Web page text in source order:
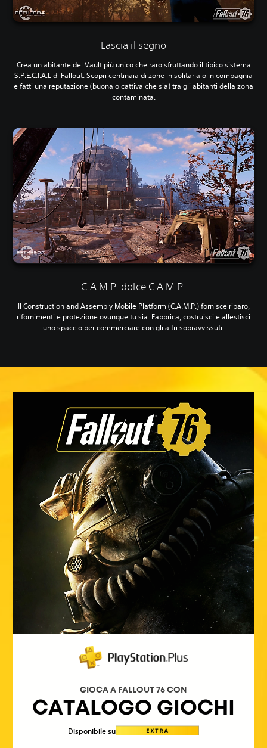
Lascia il segno
Crea un abitante del Vault più unico che raro sfruttando il tipico sistema
S.P.E.C.I.A.L di Fallout. Scopri centinaia di zone in solitaria o in compagnia
e fatti una reputazione (buona o cattiva che sia) tra gli abitanti della zona
contaminata.
C.A.M.P. dolce C.A.M.P.
Il Construction and Assembly Mobile Platform (C.A.M.P.) fornisce riparo,
rifornimenti e protezione ovunque tu sia. Fabbrica, costruisci e allestisci
uno spaccio per commerciare con gli altri sopravvissuti.
GIOCA A FALLOUT 76 CON
CATALOGO GIOCHI
Disponibile su